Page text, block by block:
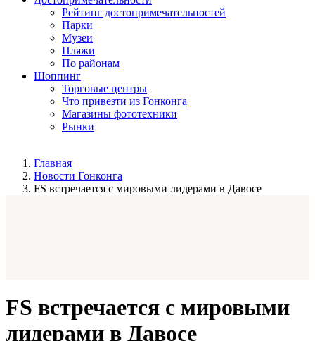
Рейтинг достопримечательностей
Парки
Музеи
Пляжи
По районам
Шоппинг
Торговые центры
Что привезти из Гонконга
Магазины фототехники
Рынки
Главная
Новости Гонконга
FS встречается с мировыми лидерами в Давосе
FS встречается с мировыми
лидерами в Давосе